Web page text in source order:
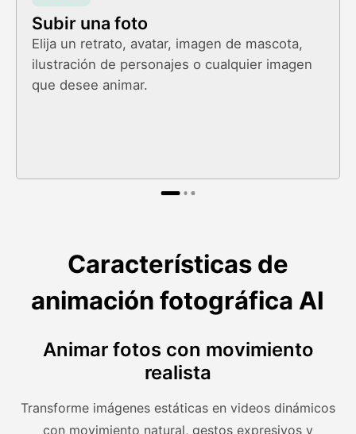
Subir una foto
Elija un retrato, avatar, imagen de mascota,
ilustración de personajes o cualquier imagen
que desee animar.
Características de
animación fotográfica AI
Animar fotos con movimiento
realista
Transforme imágenes estáticas en videos dinámicos
con movimiento natural, gestos expresivos y